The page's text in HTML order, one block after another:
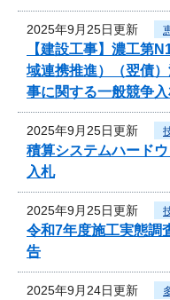
2025年9月25日更新
【建設工事】濃工第
域連携推進）（翌債
事に関する一般競争
2025年9月25日更新
積算システムハード
入札
2025年9月25日更新
令和7年度施工実態調
告
2025年9月24日更新